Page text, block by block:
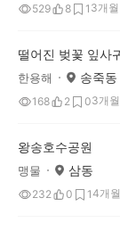
529 8 1 3개월
떨어진 벚꽃 잎사
한용해 송죽동
168 2 03개
왕송호수공원
맹물 삼동
232 0 14개